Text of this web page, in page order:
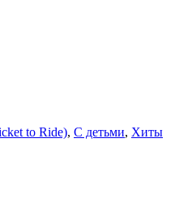
to Ride), С детьми, Хиты